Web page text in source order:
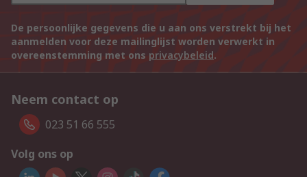
De persoonlijke gegevens die u aan ons verstrekt bij het
aanmelden voor deze mailinglijst worden verwerkt in
overeenstemming met ons privacybeleid.
Neem contact op
023 51 66 555
Volg ons op